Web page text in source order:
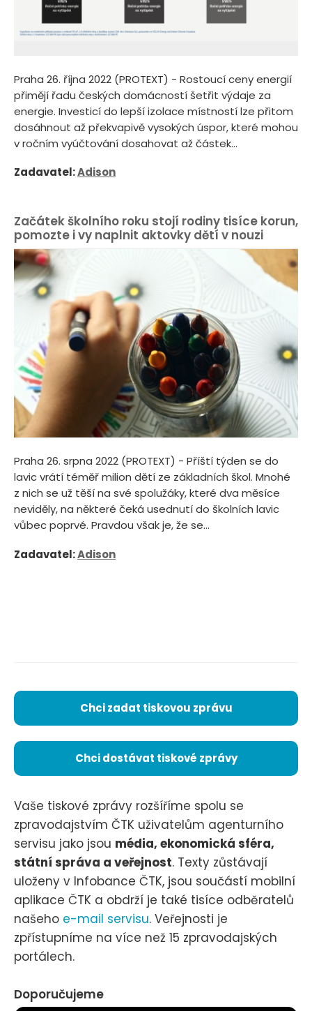
Praha 26. října 2022 (PROTEXT) - Rostoucí ceny energií
přimějí řadu českých domácností šetřit výdaje za
energie. Investicí do lepší izolace místností lze přitom
dosáhnout až překvapivě vysokých úspor, které mohou
v ročním vyúčtování dosahovat až částek...
Zadavatel:Adison
Začátek školního roku stojí rodiny tisíce korun,
pomozte i vy naplnit aktovky dětí v nouzi
Praha 26. srpna 2022 (PROTEXT) - Příští týden se do
lavic vrátí téměř milion dětí ze základních škol. Mnohé
z nich se už těší na své spolužáky, které dva měsíce
neviděly, na některé čeká usednutí do školních lavic
vůbec poprvé. Pravdou však je, že se...
Zadavatel:Adison
Chci zadat tiskovou zprávu
Chci dostávat tiskové zprávy
Vaše tiskové zprávy rozšíříme spolu se
zpravodajstvím ČTK uživatelům agenturního
servisu jako jsou média, ekonomická sféra,
státní správa a veřejnost. Texty zůstávají
uloženy v Infobance ČTK, jsou součástí mobilní
aplikace ČTK a obdrží je také tisíce odběratelů
našeho e-mail servisu. Veřejnosti je
zpřístupníme na více než 15 zpravodajských
portálech.
Doporučujeme